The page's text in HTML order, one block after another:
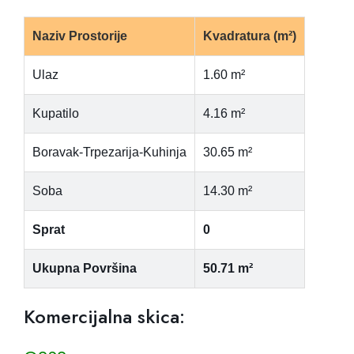
Naziv Prostorije Kvadratura (m²)
Ulaz 1.60 m²
Kupatilo 4.16 m²
Boravak-Trpezarija-Kuhinja 30.65 m²
Soba 14.30 m²
Sprat 0
Ukupna Površina 50.71 m²
Komercijalna skica: